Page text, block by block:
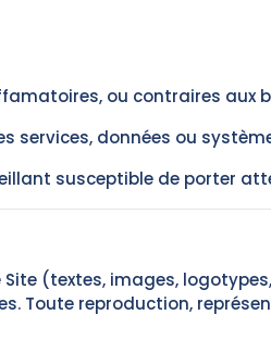
ou contraires aux
services, données ou
susceptible de porter
(textes, images,
Toute reproduction,